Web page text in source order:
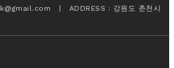
| ADDRESS : 강원도 춘천시